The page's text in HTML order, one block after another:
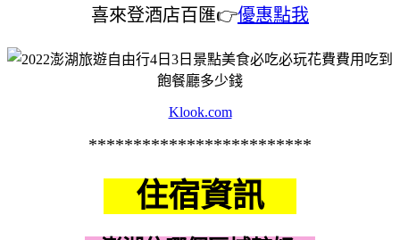
喜來登酒店百匯👉優惠點我
Klook.com
*************************
住宿資訊